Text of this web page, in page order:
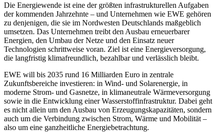
Die Energiewende ist eine der größten infrastrukturellen Aufgaben
der kommenden Jahrzehnte – und Unternehmen wie EWE gehören
zu denjenigen, die sie im Nordwesten Deutschlands maßgeblich
umsetzen. Das Unternehmen treibt den Ausbau erneuerbarer
Energien, den Umbau der Netze und den Einsatz neuer
Technologien schrittweise voran. Ziel ist eine Energieversorgung,
die langfristig klimafreundlich, bezahlbar und verlässlich bleibt.
EWE will bis 2035 rund 16 Milliarden Euro in zentrale
Zukunftsbereiche investieren: in Wind- und Solarenergie, in
moderne Strom- und Gasnetze, in klimaneutrale Wärmeversorgung
sowie in die Entwicklung einer Wasserstoffinfrastruktur. Dabei geht
es nicht allein um den Ausbau von Erzeugungskapazitäten, sondern
auch um die Verbindung zwischen Strom, Wärme und Mobilität –
also um eine ganzheitliche Energiebetrachtung.